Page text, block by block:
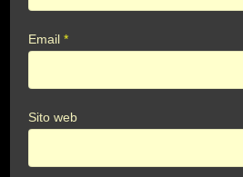
Email*
Sito web